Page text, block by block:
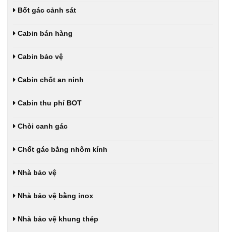
Bốt gác cảnh sát
Cabin bán hàng
Cabin bảo vệ
Cabin chốt an ninh
Cabin thu phí BOT
Chòi canh gác
Chốt gác bằng nhôm kính
Nhà bảo vệ
Nhà bảo vệ bằng inox
Nhà bảo vệ khung thép